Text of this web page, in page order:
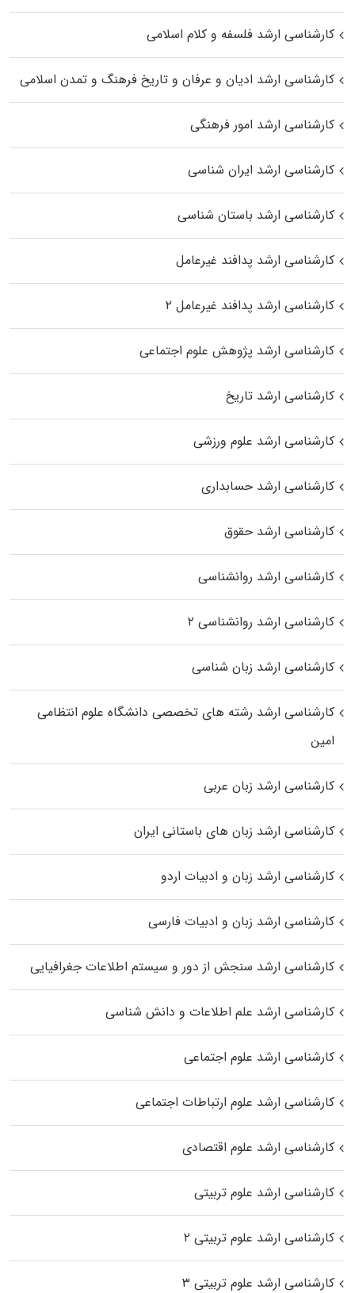
کارشناسی ارشد فلسفه و کلام اسلامی
کارشناسی ارشد ادیان و عرفان و تاریخ فرهنگ و تمدن اسلامی
کارشناسی ارشد امور فرهنگی
کارشناسی ارشد ایران شناسی
کارشناسی ارشد باستان شناسی
کارشناسی ارشد پدافند غیرعامل
کارشناسی ارشد پدافند غیرعامل ۲
کارشناسی ارشد پژوهش علوم اجتماعی
کارشناسی ارشد تاریخ
کارشناسی ارشد علوم ورزشی
کارشناسی ارشد حسابداری
کارشناسی ارشد حقوق
کارشناسی ارشد روانشناسی
کارشناسی ارشد روانشناسی ۲
کارشناسی ارشد زبان شناسی
کارشناسی ارشد رﺷﺘﻪ ﻫﺎی تخصصی داﻧﺸﮕﺎه ﻋﻠﻮم انتظامی
اﻣﻴﻦ
کارشناسی ارشد زبان عربی
کارشناسی ارشد زبان‌ های باستانی ایران
کارشناسی ارشد زبان و ادبیات اردو
کارشناسی ارشد زبان و ادبیات فارسی
کارشناسی ارشد سنجش از دور و سیستم اطلاعات جغرافیایی
کارشناسی ارشد علم اطلاعات و دانش شناسی
کارشناسی ارشد علوم اجتماعی
کارشناسی ارشد علوم ارتباطات اجتماعی
کارشناسی ارشد علوم اقتصادی
کارشناسی ارشد علوم تربیتی
کارشناسی ارشد علوم تربیتی ۲
کارشناسی ارشد علوم تربیتی ۳